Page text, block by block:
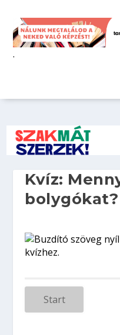
.
Kvíz:
bolygókat?
Start